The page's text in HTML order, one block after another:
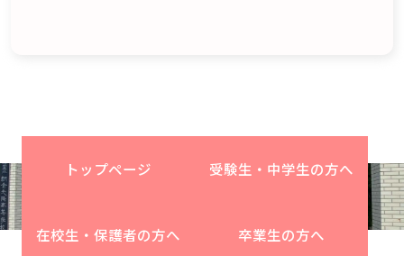
トップページ 受験生・中学生の方へ
在校生・保護者の方へ 卒業生の方へ